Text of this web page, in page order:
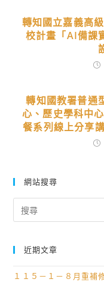
轉知國立嘉義高
校計畫「AI備課
轉知國教署普通
心、歷史學科中
餐系列線上分享
網站搜尋
for:
近期文章
１１５－１－８月重補